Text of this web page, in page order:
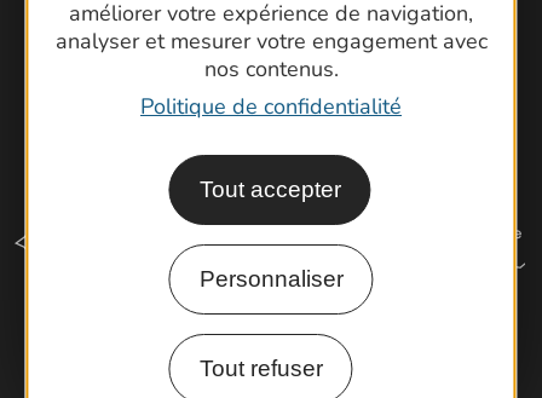
améliorer votre expérience de navigation,
analyser et mesurer votre engagement avec
nos contenus.
Politique de confidentialité
Tout accepter
Personnaliser
Tout refuser
Comment venir ?